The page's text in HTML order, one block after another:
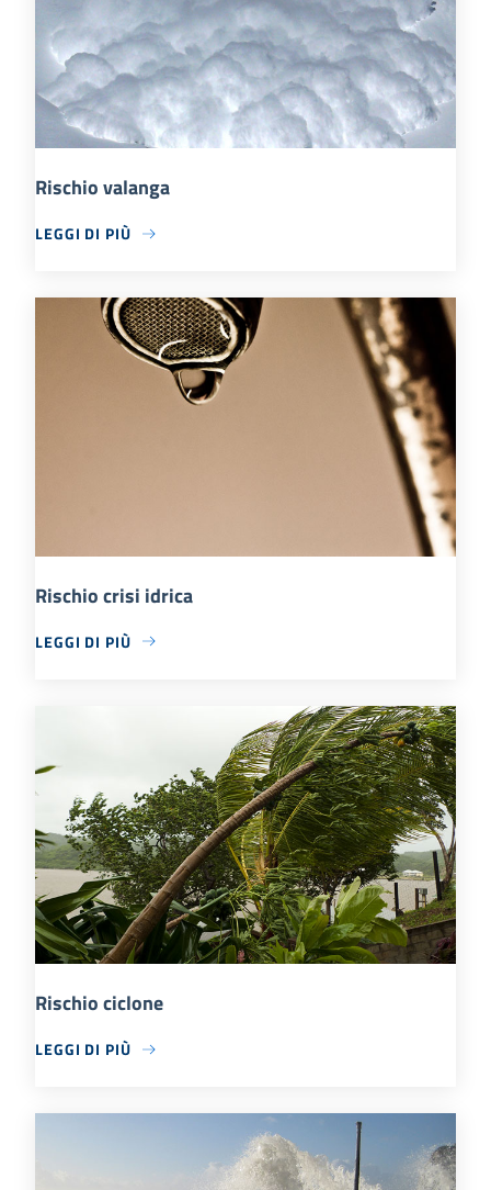
Rischio valanga
LEGGI DI PIÙ
Rischio crisi idrica
LEGGI DI PIÙ
Rischio ciclone
LEGGI DI PIÙ